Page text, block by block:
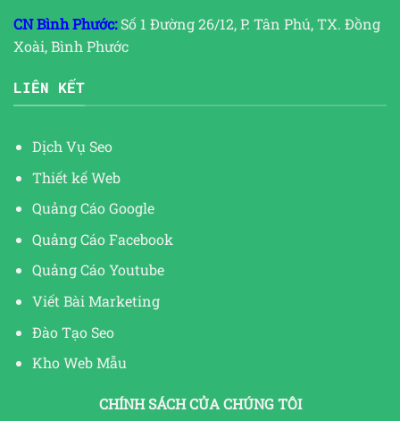
CN Bình Phước:Số 1 Đường 26/12, P. Tân Phú, TX. Đồng
Xoài, Bình Phước
LIÊN KẾT
Dịch Vụ Seo
Thiết kế Web
Quảng Cáo Google
Quảng Cáo Facebook
Quảng Cáo Youtube
Viết Bài Marketing
Đào Tạo Seo
Kho Web Mẫu
CHÍNH SÁCH CỦA CHÚNG TÔI